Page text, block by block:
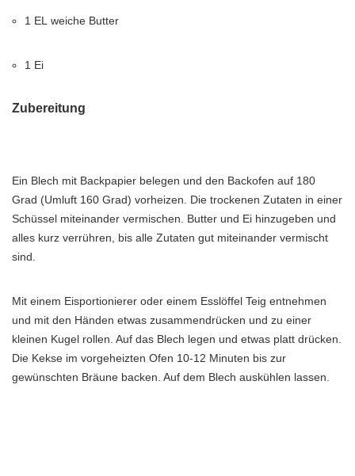
1 EL weiche Butter
1 Ei
Zubereitung
Ein Blech mit Backpapier belegen und den Backofen auf 180
Grad (Umluft 160 Grad) vorheizen. Die trockenen Zutaten in einer
Schüssel miteinander vermischen. Butter und Ei hinzugeben und
alles kurz verrühren, bis alle Zutaten gut miteinander vermischt
sind.
Mit einem Eisportionierer oder einem Esslöffel Teig entnehmen
und mit den Händen etwas zusammendrücken und zu einer
kleinen Kugel rollen. Auf das Blech legen und etwas platt drücken.
Die Kekse im vorgeheizten Ofen 10-12 Minuten bis zur
gewünschten Bräune backen. Auf dem Blech auskühlen lassen.